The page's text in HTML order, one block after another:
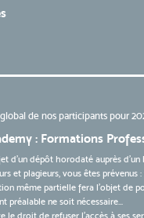
de nos participants pour
: Formations
d'un dépôt horodaté auprès d'un
et plagieurs, vous êtes prévenus
même partielle fera l'objet de
préalable ne soit nécessaire...